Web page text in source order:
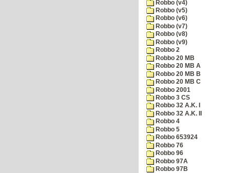
Robbo (v4)
Robbo (v5)
Robbo (v6)
Robbo (v7)
Robbo (v8)
Robbo (v9)
Robbo 2
Robbo 20 MB
Robbo 20 MB A
Robbo 20 MB B
Robbo 20 MB C
Robbo 2001
Robbo 3 CS
Robbo 32 A.K. I
Robbo 32 A.K. II
Robbo 4
Robbo 5
Robbo 653924
Robbo 76
Robbo 96
Robbo 97A
Robbo 97B